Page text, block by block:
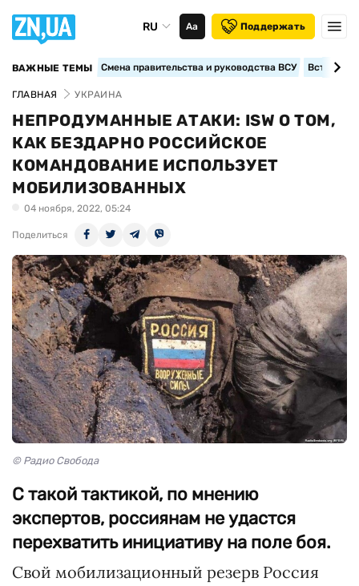
RU Аа Поддержать
ВАЖНЫЕ ТЕМЫ Смена правительства и руководства ВСУ
ГЛАВНАЯ УКРАИНА
НЕПРОДУМАННЫЕ АТАКИ: ISW О ТОМ,
КАК БЕЗДАРНО РОССИЙСКОЕ
КОМАНДОВАНИЕ ИСПОЛЬЗУЕТ
МОБИЛИЗОВАННЫХ
04 ноября, 2022, 05:24
Поделиться
© Радио Свобода
С такой тактикой, по мнению
экспертов, россиянам не удастся
перехватить инициативу на поле боя.
Свой мобилизационный резерв Россия